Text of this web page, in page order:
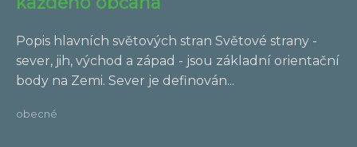
Popis hlavních světových stran Světové strany -
sever, jih, východ a západ - jsou základní orientační
body na Zemi. Sever je definován...
obecné